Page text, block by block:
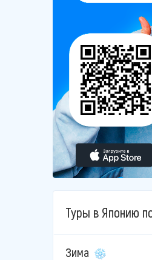
Туры в Японию
Зима